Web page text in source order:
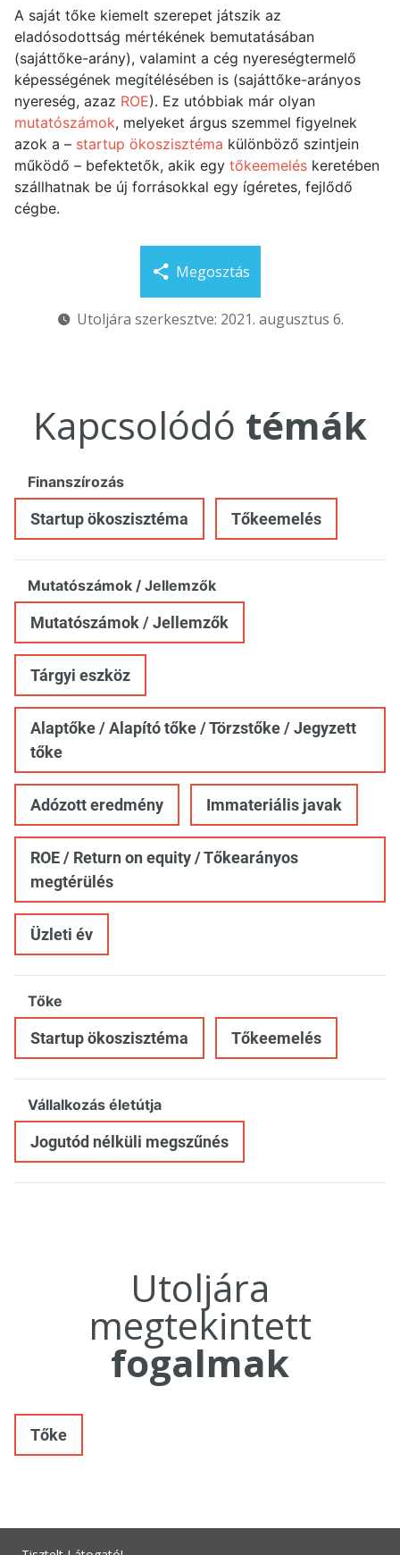
A saját tőke kiemelt szerepet játszik az
eladósodottság mértékének bemutatásában
(sajáttőke-arány), valamint a cég nyereségtermelő
képességének megítélésében is (sajáttőke-arányos
nyereség, azaz ROE). Ez utóbbiak már olyan
mutatószámok, melyeket árgus szemmel figyelnek
azok a – startup ökoszisztéma különböző szintjein
működő – befektetők, akik egy tőkeemelés keretében
szállhatnak be új forrásokkal egy ígéretes, fejlődő
cégbe.
Megosztás
Utoljára szerkesztve: 2021. augusztus 6.
Kapcsolódó témák
Finanszírozás
Startup ökoszisztéma Tőkeemelés
Mutatószámok / Jellemzők
Mutatószámok / Jellemzők
Tárgyi eszköz
Alaptőke / Alapító tőke / Törzstőke / Jegyzett
tőke
Adózott eredmény Immateriális javak
ROE / Return on equity / Tőkearányos
megtérülés
Üzleti év
Tőke
Startup ökoszisztéma Tőkeemelés
Vállalkozás életútja
Jogutód nélküli megszűnés
Utoljára
megtekintett
fogalmak
Tőke